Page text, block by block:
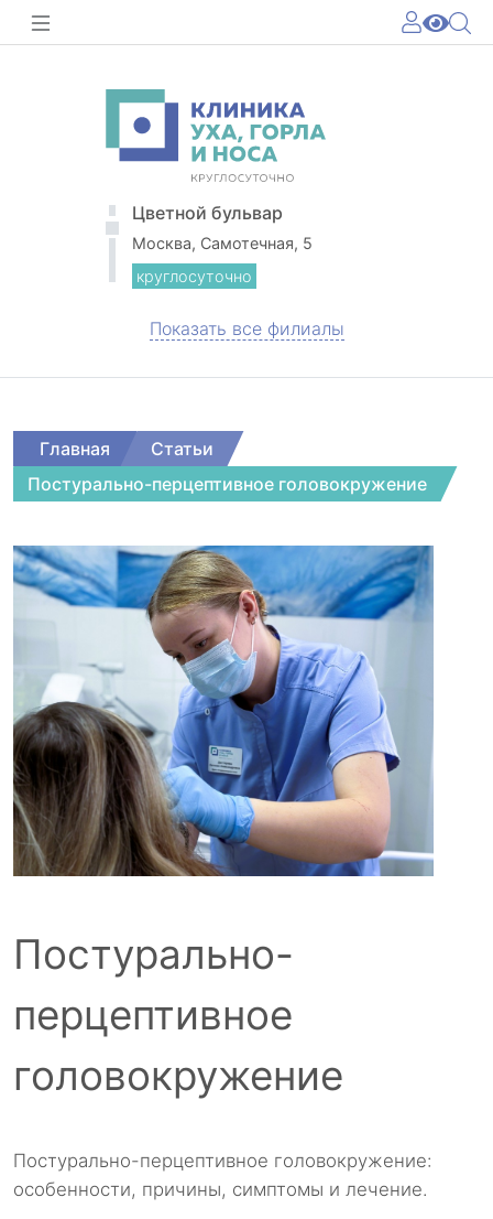
Цветной бульвар
Москва, Самотечная, 5
круглосуточно
Показать все филиалы
Главная
Статьи
Постурально-перцептивное головокружение
Постурально-
перцептивное
головокружение
Постурально-перцептивное головокружение:
особенности, причины, симптомы и лечение.